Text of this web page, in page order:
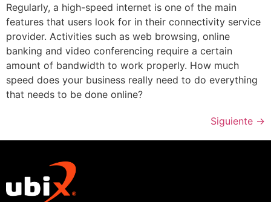
Regularly, a high-speed internet is one of the main
features that users look for in their connectivity service
provider. Activities such as web browsing, online
banking and video conferencing require a certain
amount of bandwidth to work properly. How much
speed does your business really need to do everything
that needs to be done online?
Siguiente →